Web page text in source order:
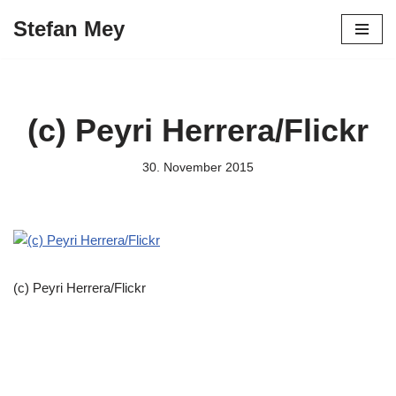
Stefan Mey
(c) Peyri Herrera/Flickr
30. November 2015
(c) Peyri Herrera/Flickr